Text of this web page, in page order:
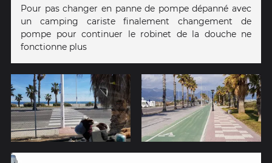
Pour pas changer en panne de pompe dépanné avec
un camping cariste finalement changement de
pompe pour continuer le robinet de la douche ne
fonctionne plus